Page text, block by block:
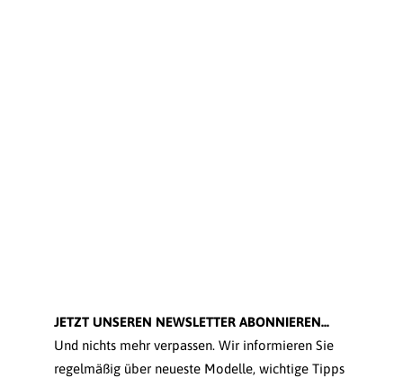
JETZT UNSEREN NEWSLETTER ABONNIEREN...
Und nichts mehr verpassen. Wir informieren Sie
regelmäßig über neueste Modelle, wichtige Tipps